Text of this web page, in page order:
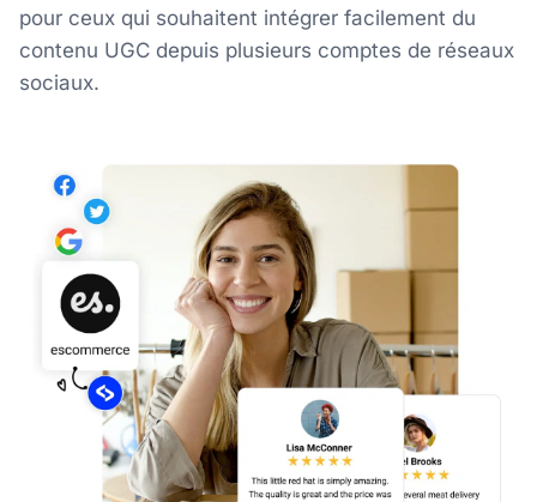
pour ceux qui souhaitent intégrer facilement du
contenu UGC depuis plusieurs comptes de réseaux
sociaux.